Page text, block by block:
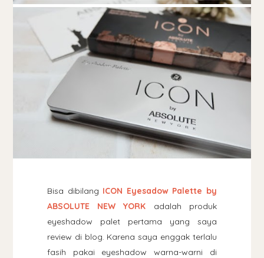
Bisa dibilang ICON Eyesadow Palette by
ABSOLUTE NEW YORK adalah produk
eyeshadow palet pertama yang saya
review di blog. Karena saya enggak terlalu
fasih pakai eyeshadow warna-warni di